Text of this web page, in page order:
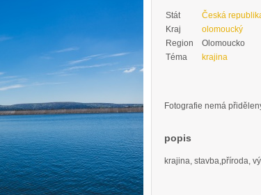
Stát
Česká
Kraj
olomoucký
Region
Olomoucko
Téma
krajina
Fotografie nemá
popis
krajina, stavba,příroda,